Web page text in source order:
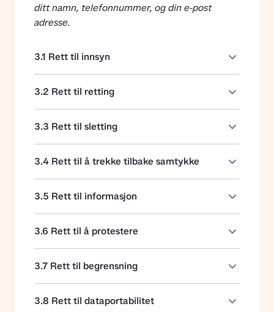
ditt namn, telefonnummer, og din e-post
adresse.
3.1 Rett til innsyn
3.2 Rett til retting
3.3 Rett til sletting
3.4 Rett til å trekke tilbake samtykke
3.5 Rett til informasjon
3.6 Rett til å protestere
3.7 Rett til begrensning
3.8 Rett til dataportabilitet